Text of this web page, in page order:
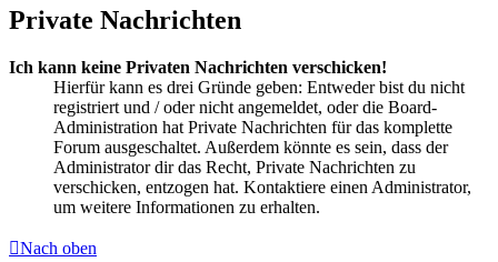
Private Nachrichten
Ich kann keine Privaten Nachrichten verschicken!
Hierfür kann es drei Gründe geben: Entweder bist du nicht
registriert und / oder nicht angemeldet, oder die Board-
Administration hat Private Nachrichten für das komplette
Forum ausgeschaltet. Außerdem könnte es sein, dass der
Administrator dir das Recht, Private Nachrichten zu
verschicken, entzogen hat. Kontaktiere einen Administrator,
um weitere Informationen zu erhalten.
Nach oben